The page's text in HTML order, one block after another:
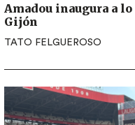
Amadou inaugura a
Gijón
TATO FELGUEROSO